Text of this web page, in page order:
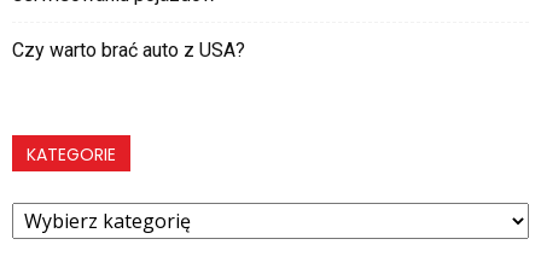
Czy warto brać auto z USA?
KATEGORIE
Kategorie